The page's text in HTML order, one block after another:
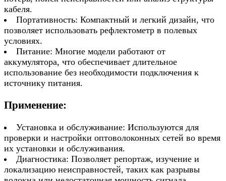
кабеля.
Портативность: Компактный и легкий дизайн, что
позволяет использовать рефлектометр в полевых
условиях.
Питание: Многие модели работают от
аккумулятора, что обеспечивает длительное
использование без необходимости подключения к
источнику питания.
Применение:
Установка и обслуживание: Используются для
проверки и настройки оптоволоконных сетей во время
их установки и обслуживания.
Диагностика: Позволяет репортаж, изучение и
локализацию неисправностей, таких как разрывы